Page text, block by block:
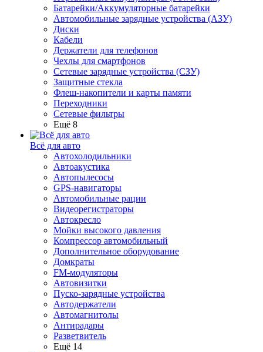
Батарейки/Аккумуляторные батарейки
Автомобильные зарядные устройства (АЗУ)
Диски
Кабели
Держатели для телефонов
Чехлы для смартфонов
Сетевые зарядные устройства (СЗУ)
Защитные стекла
Флеш-накопители и карты памяти
Переходники
Сетевые фильтры
Ещё 8
Всё для авто
Автохолодильники
Автоакустика
Автопылесосы
GPS-навигаторы
Автомобильные рации
Видеорегистраторы
Автокресло
Мойки высокого давления
Компрессор автомобильный
Дополнительное оборудование
Домкраты
FM-модуляторы
Автовизитки
Пуско-зарядные устройства
Автодержатели
Автомагнитолы
Антирадары
Разветвитель
Ещё 14